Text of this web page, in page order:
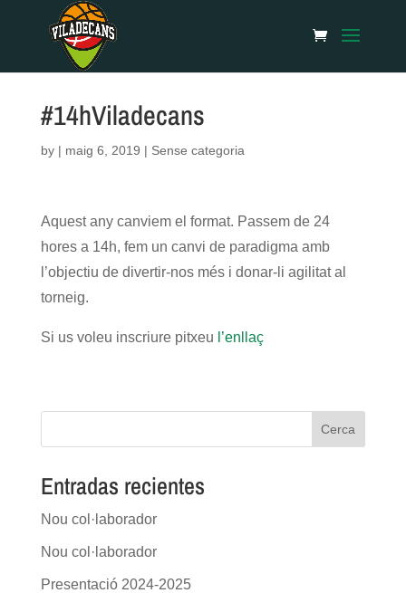
#14hViladecans
by | maig 6, 2019 | Sense categoria
Aquest any canviem el format. Passem de 24
hores a 14h, fem un canvi de paradigma amb
l’objectiu de divertir-nos més i donar-li agilitat al
torneig.
Si us voleu inscriure pitxeu l’enllaç
Cerca
Entradas recientes
Nou col·laborador
Nou col·laborador
Presentació 2024-2025